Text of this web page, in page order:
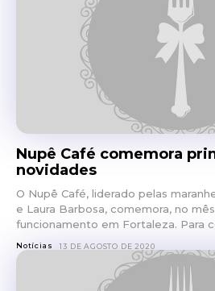
Nupê Café comemora
novidades
O Nupê Café, liderado pelas
e Laura Barbosa, comemora, no
funcionamento em Fortaleza. Para
Notícias 13 DE AGOSTO DE 2020